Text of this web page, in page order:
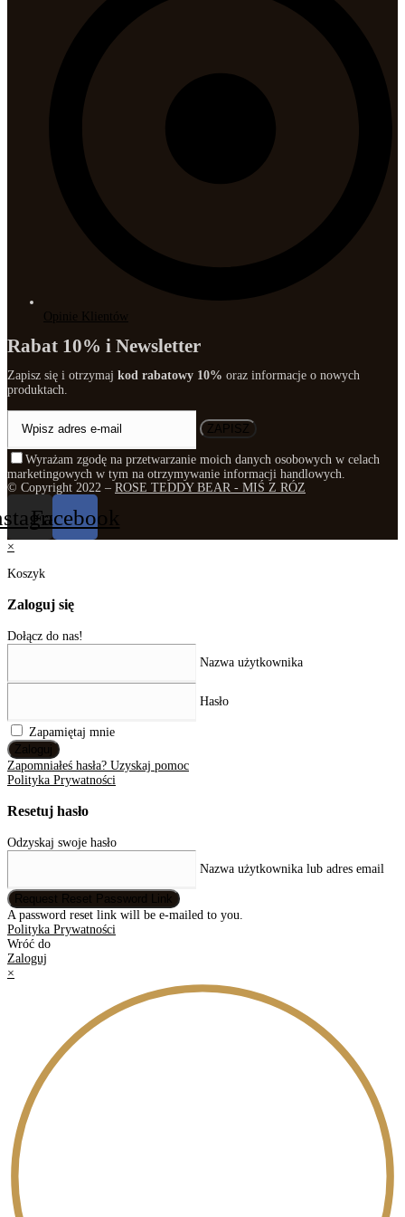
Opinie Klientów
Rabat 10% i Newsletter
Zapisz się i otrzymaj kod rabatowy 10% oraz informacje o nowych
produktach.
ZAPISZ
Wyrażam zgodę na przetwarzanie moich danych osobowych w celach
marketingowych w tym na otrzymywanie informacji handlowych.
© Copyright 2022 – ROSE TEDDY BEAR - MIŚ Z RÓZ
Facebook
×
Koszyk
Zaloguj się
Dołącz do nas!
Nazwa użytkownika
Hasło
Zapamiętaj mnie
Zaloguj
Zapomniałeś hasła? Uzyskaj pomoc
Polityka Prywatności
Resetuj hasło
Odzyskaj swoje hasło
Nazwa użytkownika lub adres email
Request Reset Password Link
A password reset link will be e-mailed to you.
Polityka Prywatności
Wróć do
Zaloguj
×